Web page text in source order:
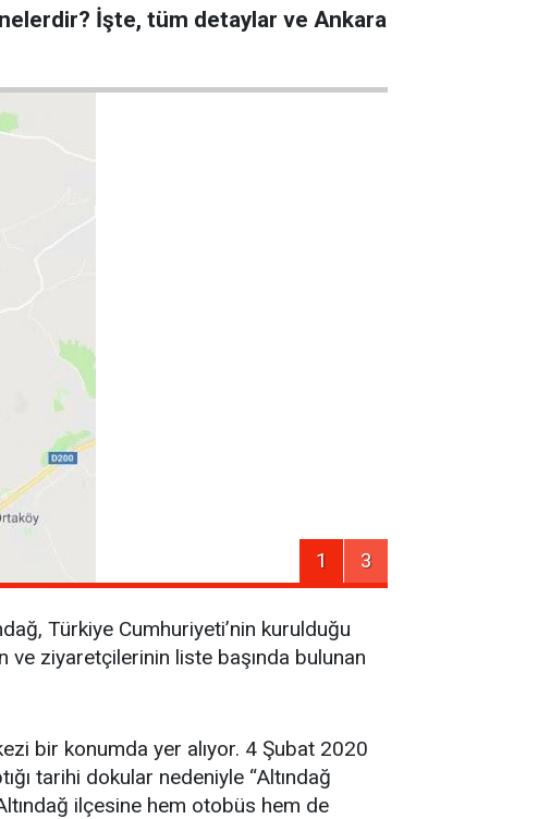
İşte, tüm detaylar ve Ankara
1 3
Türkiye Cumhuriyeti’nin kurulduğu
ve ziyaretçilerinin liste başında bulunan
bir konumda yer alıyor. 4 Şubat 2020
tarihi dokular nedeniyle “Altındağ
ilçesine hem otobüs hem de